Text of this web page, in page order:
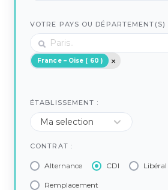
VOTRE PAYS OU DÉPARTEMENT(S)
France – Oise ( 60 )
ÉTABLISSEMENT :
CONTRAT :
Alternance CDI Libéral
Remplacement